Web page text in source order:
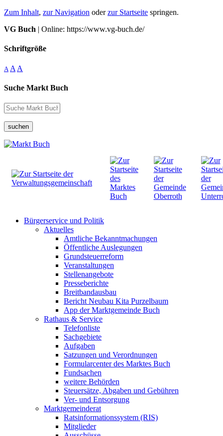
Zum Inhalt, zur Navigation oderzur Startseite springen.
VG Buch | Online: https://www.vg-buch.de/
Schriftgröße
A A A
Suche Markt Buch
suchen
Bürgerservice und Politik
Aktuelles
Amtliche Bekanntmachungen
Öffentliche Auslegungen
Grundsteuerreform
Veranstaltungen
Stellenangebote
Presseberichte
Breitbandausbau
Bericht Neubau Kita Purzelbaum
App der Marktgemeinde Buch
Rathaus & Service
Telefonliste
Sachgebiete
Aufgaben
Satzungen und Verordnungen
Formularcenter des Marktes Buch
Fundsachen
weitere Behörden
Steuersätze, Abgaben und Gebühren
Ver- und Entsorgung
Marktgemeinderat
Ratsinformationssystem (RIS)
Mitglieder